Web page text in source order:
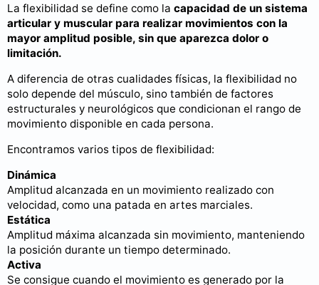
La flexibilidad se define como la capacidad de un sistema
articular y muscular para realizar movimientos con la
mayor amplitud posible, sin que aparezca dolor o
limitación.
A diferencia de otras cualidades físicas, la flexibilidad no
solo depende del músculo, sino también de factores
estructurales y neurológicos que condicionan el rango de
movimiento disponible en cada persona.
Encontramos varios tipos de flexibilidad:
Dinámica
Amplitud alcanzada en un movimiento realizado con
velocidad, como una patada en artes marciales.
Estática
Amplitud máxima alcanzada sin movimiento, manteniendo
la posición durante un tiempo determinado.
Activa
Se consigue cuando el movimiento es generado por la